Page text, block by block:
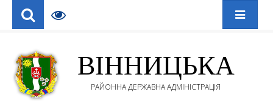
ВІННИЦЬКА
РАЙОННА ДЕРЖАВНА АДМІНІСТРАЦІЯ